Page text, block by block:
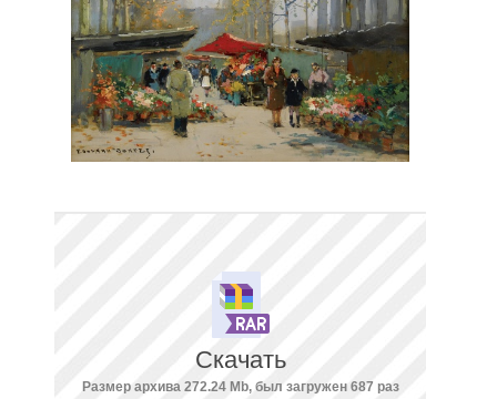
Скачать
Размер архива 272.24 Mb, был загружен 687 раз